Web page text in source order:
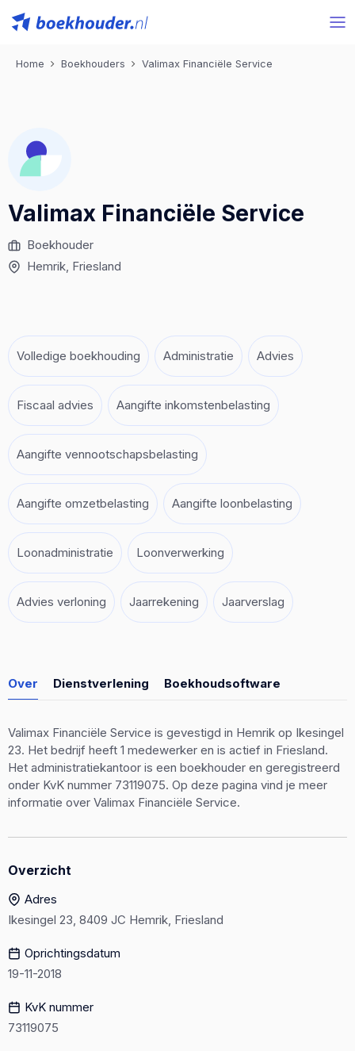
Home Boekhouders Valimax Financiële Service
Valimax Financiële Service
Boekhouder
Hemrik, Friesland
Volledige boekhouding Administratie Advies
Fiscaal advies Aangifte inkomstenbelasting
Aangifte vennootschapsbelasting
Aangifte omzetbelasting Aangifte loonbelasting
Loonadministratie Loonverwerking
Advies verloning Jaarrekening Jaarverslag
Over Dienstverlening Boekhoudsoftware
Valimax Financiële Service is gevestigd in Hemrik op Ikesingel
23. Het bedrijf heeft 1 medewerker en is actief in Friesland.
Het administratiekantoor is een boekhouder en geregistreerd
onder KvK nummer 73119075. Op deze pagina vind je meer
informatie over Valimax Financiële Service.
Overzicht
Adres
Ikesingel 23, 8409 JC Hemrik, Friesland
Oprichtingsdatum
19-11-2018
KvK nummer
73119075